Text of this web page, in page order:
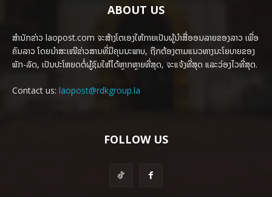
ABOUT US
ສຳນັກຂ່າວ laopost.com ຈະສ້າງໂຕເອງໃຫ້ກາຍເປັນຜູ້ນຳສື່ອອນລາຍຂອງລາວ ເພື່ອ
ຄົນລາວ ໂດຍນຳສະເໜີຂ່າວສານທີ່ມີຄຸນນະພາບ, ຖືກຕ້ອງຕາມແນວທາງນະໂຍບາຍຂອງ
ພັກ-ລັດ, ເປັນປະໂຫຍດຕໍ່ຜູ້ຊົມໃຫ້ໄດ້ຫຼາກຫຼາຍທີ່ສຸດ, ຈະແຈ້ງທີ່ສຸດ ແລະວ່ອງໄວທີ່ສຸດ.
Contact us: laopost@rdkgroup.la
FOLLOW US